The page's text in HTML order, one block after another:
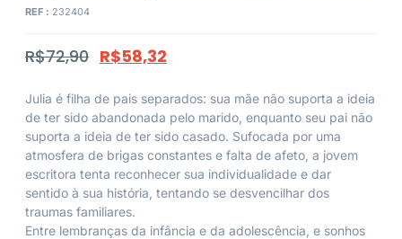
REF : 232404
R$72,90 R$58,32
Julia é filha de pais separados: sua mãe não suporta a ideia
de ter sido abandonada pelo marido, enquanto seu pai não
suporta a ideia de ter sido casado. Sufocada por uma
atmosfera de brigas constantes e falta de afeto, a jovem
escritora tenta reconhecer sua individualidade e dar
sentido à sua história, tentando se desvencilhar dos
traumas familiares.
Entre lembranças da infância e da adolescência, e sonhos